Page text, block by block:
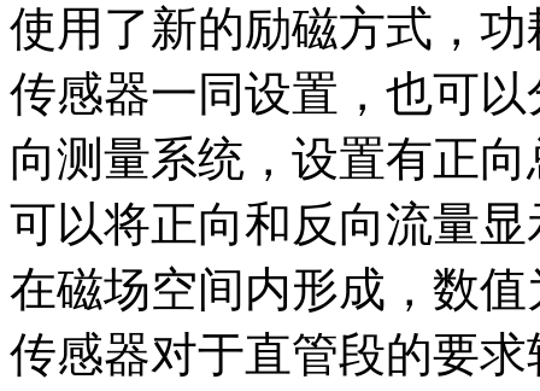
使用了新的励磁方式，
传感器一同设置，也可
向测量系统，设置有正
可以将正向和反向流量
在磁场空间内形成，数
传感器对于直管段的要